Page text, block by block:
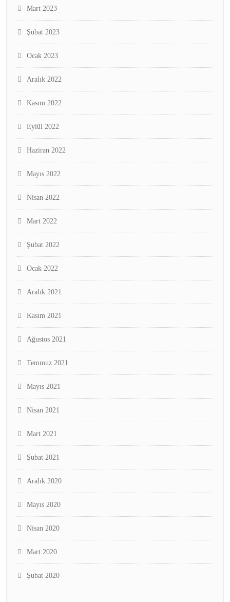
Mart 2023
Şubat 2023
Ocak 2023
Aralık 2022
Kasım 2022
Eylül 2022
Haziran 2022
Mayıs 2022
Nisan 2022
Mart 2022
Şubat 2022
Ocak 2022
Aralık 2021
Kasım 2021
Ağustos 2021
Temmuz 2021
Mayıs 2021
Nisan 2021
Mart 2021
Şubat 2021
Aralık 2020
Mayıs 2020
Nisan 2020
Mart 2020
Şubat 2020